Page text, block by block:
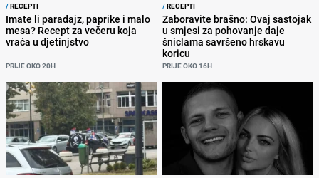
/RECEPTI
Imate li paradajz, paprike i malo
mesa? Recept za večeru koja
vraća u djetinjstvo
PRIJE OKO 20H
/RECEPTI
Zaboravite brašno: Ovaj sastojak
u smjesi za pohovanje daje
šniclama savršeno hrskavu
koricu
PRIJE OKO 16H